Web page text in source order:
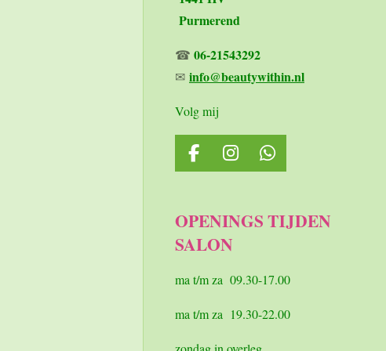
Purmerend
☎ 06-21543292
✉ info@beautywithin.nl
Volg mij
F
a
b
o
k
I
n
a
g
a
W
h
s
p
OPENINGS TIJDEN
SALON
ma t/m za 09.30-17.00
ma t/m za 19.30-22.00